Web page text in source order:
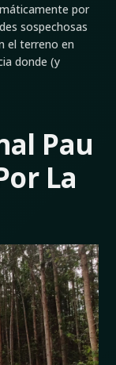
por
sospechosas
el terreno en
donde (y
Pau
La